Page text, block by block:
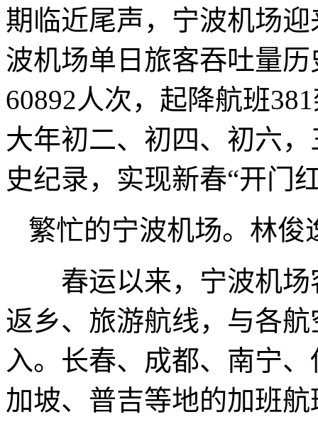
期临近尾声，宁波机场
波机场单日旅客吞吐量
60892人次，起降航班
大年初二、初四、初六
史纪录，实现新春“开门
繁忙的宁波机场。林俊
春运以来，宁波机场
返乡、旅游航线，与各
入。长春、成都、南宁
加坡、普吉等地的加班